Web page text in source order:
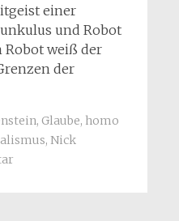
einer
und Robot
Robot weiß der
der
, Glaube, homo
, Nick